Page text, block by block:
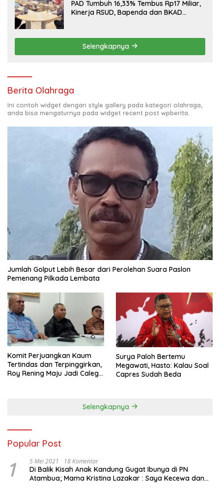
PAD Tumbuh 16,33% Tembus Rp17 Miliar,
Kinerja RSUD, Bapenda dan BKAD
Selengkapnya
Berita Olahraga
Ini contoh widget dengan style gallery pada kategori olahraga,
anda bisa mengaturnya pada widget recent post wpberita.
Jumlah Golput Lebih Besar dari Perolehan Suara Paslon
Pemenang Pilkada Lembata
Komit Perjuangkan Kaum
Tertindas dan Terpinggirkan,
Roy Rening Maju Jadi Caleg
Surya Paloh Bertemu
Megawati, Hasto: Kalau Soal
Capres Sudah Beda
Selengkapnya
Popular Post
1 5 Mei 2021 18 Komentar
Di Balik Kisah Anak Kandung Gugat Ibunya di PN
Atambua; Mama Kristina Lazakar : Saya Kecewa dan